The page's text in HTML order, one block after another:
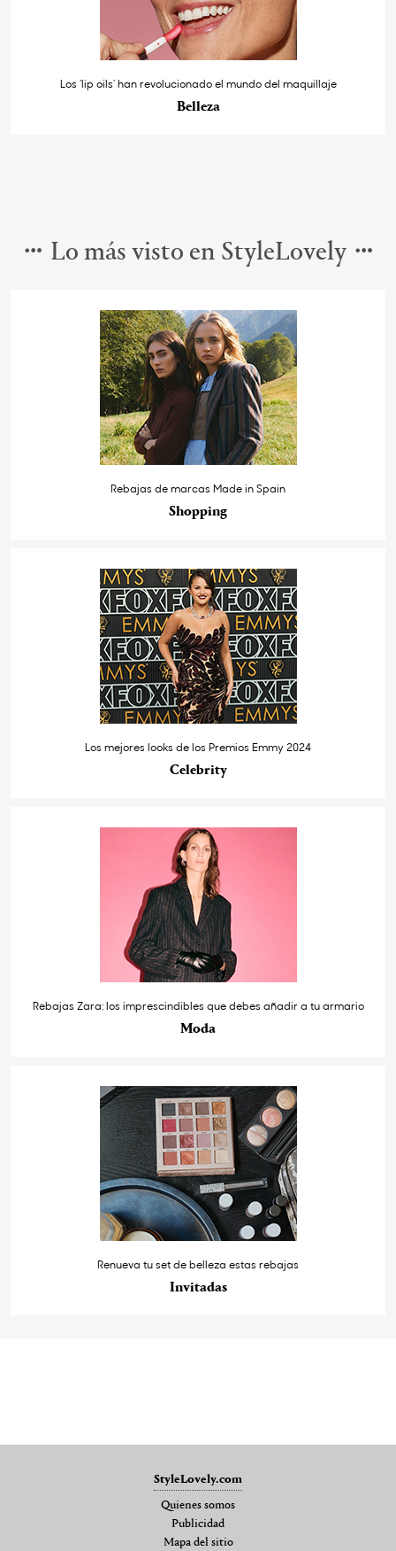
Los ‘lip oils’ han revolucionado el mundo del maquillaje
Belleza
Lo más visto en StyleLovely
Rebajas de marcas Made in Spain
Shopping
Los mejores looks de los Premios Emmy 2024
Celebrity
Rebajas Zara: los imprescindibles que debes añadir a tu armario
Moda
Renueva tu set de belleza estas rebajas
Invitadas
StyleLovely.com
Quienes somos
Publicidad
Mapa del sitio